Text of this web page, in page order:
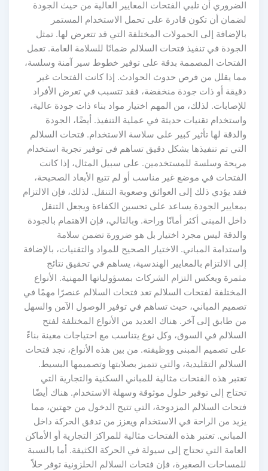
أن تلبي الفتحات المعايير العالية من حيث الجودة
أن تكون قادرة على تحمل الاستخدام المستمر
إلى الحمولات المختلفة التي قد تتعرض لها. تمثل
في تنفيذ فتحات السلالم ضمانًا للسلامة العامة. تعمل
المصممة بدقة على توفير خطوط سير آمنة وسلسة،
يقلل من فرص حدوث الحوادث. إذا كانت الفتحات غير
أو ذات جودة منخفضة، فقد تتسبب في تعرض الأفراد
لذلك، من المهم اختيار مواد بناء ذات جودة عالية،
تقنيات حديثة في عملية التنفيذ. أيضًا، الجودة
لها تأثير كبير على سلاسة الاستخدام. فتحات السلالم
تم تنفيذها بشكل دقيق تساهم في توفير تجربة استخدام
وسلسة للمستخدمين. على سبيل المثال، إذا كانت
في موضع غير مناسب أو لم تتبع الأبعاد الصحيحة،
يؤدي ذلك إلى العوائق وصعوبة التنقل. لذلك، فإن الالتزام
الجودة يساعد على تحسين الكفاءة ويجعل التنقل
المبنى أكثر أمانًا وراحة. وبالتالي، فإن الاهتمام بالجودة
ليس مجرد اختيار بل هو ضرورة تضمن سلامة
المباني. الاختيار الصحيح للمواد والتقنيات، بالإضافة
الالتزام بالمعايير الهندسية، يساهم في تحقيق نتائج
ويعكس التزام الشركات بمسؤولياتها المهنية. الأنواع
لفتحات السلالم تعد فتحات السلالم عنصرًا مهمًا في
المباني، حيث تساهم في توفير الوصول الآمن والسهل
طابق إلى آخر. هناك العديد من الأنواع المختلفة لفتح
في السوق، وكل نوع يتناسب مع احتياجات معينة بناءً
تصميم المبنى ووظيفته. من بين هذه الأنواع، نجد فتحات
التقليدية، والتي تتميز بصلابتها وتصميمها البسيط.
هذه الفتحات مثالية للمباني السكنية والتجارية التي
إلى توفير حلول موثوقة وسهلة الاستخدام. هناك أيضًا
السلالم المزدوجة، التي تتيح الدخول من جهتين، مما
من الراحة في الاستخدام ويعزز من تدفق الحركة داخل
تعتبر هذه الفتحات مثالية للمراكز التجارية أو الأماكن
التي تحتاج إلى سيولة في الحركة الكثيفة. أما بالنسبة
الصغيرة، فإن فتحات السلالم الحلزونية توفر حلاً